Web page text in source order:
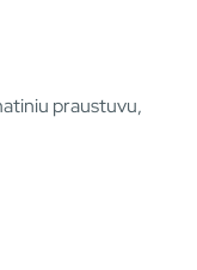
praustuvu,